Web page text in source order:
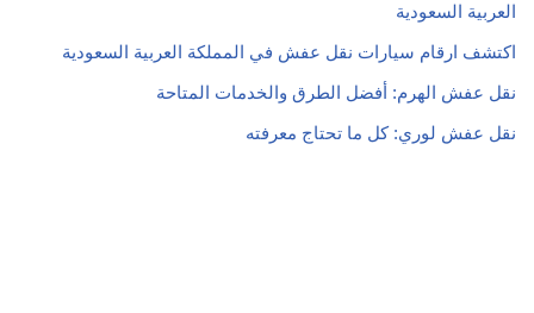
العربية السعودية
اكتشف ارقام سيارات نقل عفش في المملكة العربية السعودية
نقل عفش الهرم: أفضل الطرق والخدمات المتاحة
نقل عفش لوري: كل ما تحتاج معرفته